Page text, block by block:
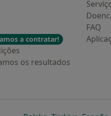
a contratar!
os resultados
FAQ